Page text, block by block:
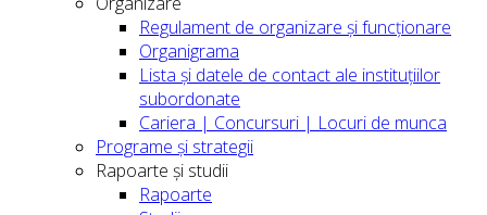
Regulament de organizare și funcționare
Organigrama
Lista și datele de contact ale instituțiilor
subordonate
Cariera | Concursuri | Locuri de munca
Programe și strategii
Rapoarte și studii
Rapoarte